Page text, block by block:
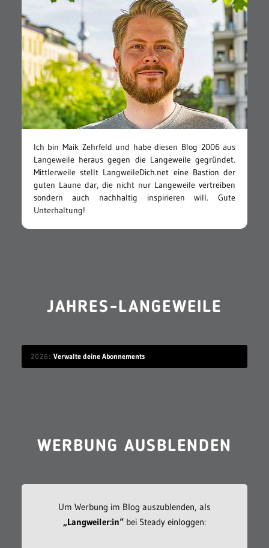
Ich bin Maik Zehrfeld und habe diesen Blog 2006 aus
Langeweile heraus gegen die Langeweile gegründet.
Mittlerweile stellt LangweileDich.net eine Bastion der
guten Laune dar, die nicht nur Langeweile vertreiben
sondern auch nachhaltig inspirieren will. Gute
Unterhaltung!
JAHRES-LANGEWEILE
2026 Verwalte deine Abonnements
WERBUNG AUSBLENDEN
Um Werbung im Blog auszublenden, als
„Langweiler:in“bei Steady einloggen: